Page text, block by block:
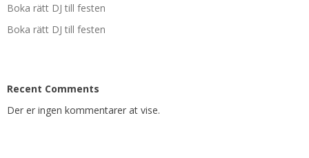
Boka rätt DJ till festen
Boka rätt DJ till festen
Recent Comments
Der er ingen kommentarer at vise.